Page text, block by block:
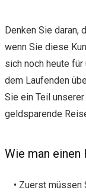
Denken Sie daran,
wenn Sie diese
sich noch heute
dem Laufenden
Sie ein Teil
geldsparende
Wie man
• Zuerst